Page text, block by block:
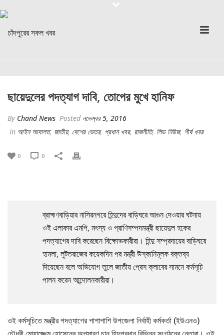
ছায়েদুলের পদত্যাগ দাবি, তোপের মুখে হানিফ
By Chand News Posted নভেম্বর 5, 2016
In আইন আদালত, জাতীয়, দেশের ভেতর, প্রধান খবর, রাজনীতি, লিড নিউজ, শীর্ষ খবর
0 0
ব্রাহ্মণবাড়িয়ার নাসিরনগরে হিন্দুদের বাড়িঘরে আগুন দেওয়ার ঘটনায়
ওই এলাকার এমপি, মৎস্য ও প্রাণিসম্পদমন্ত্রী ছায়েদুল হকের
পদত্যাগের দাবি করেছেন বিক্ষোভকারীরা। হিন্দু সম্প্রদায়ের বাড়িঘরে
হামলা, লুটতরাজের কয়েকদিন পর মন্ত্রী উস্কানিমূলক বক্তব্য
দিয়েছেন বলে অভিযোগ তুলে জাতীয় প্রেস ক্লাবের সামনে কর্মসূচি
পালন করেন আন্দোলনকারীরা।
ওই কর্মসূচিতে মন্ত্রীর পদত্যাগের পাশাপাশি উপজেলা নির্বাহী কর্মকর্তা (ইউএনও)